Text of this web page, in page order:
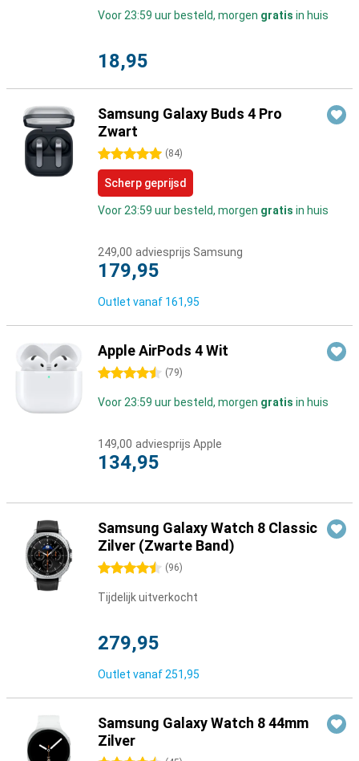
Voor 23:59 uur besteld, morgen gratis in huis
18,95
Samsung Galaxy Buds 4 Pro
Zwart
5 sterren (84)
Scherp geprijsd
Voor 23:59 uur besteld, morgen gratis in huis
249,00 adviesprijs Samsung
179,95
Outlet vanaf 161,95
Apple AirPods 4 Wit
4.5 sterren (79)
Voor 23:59 uur besteld, morgen gratis in huis
149,00 adviesprijs Apple
134,95
Samsung Galaxy Watch 8 Classic
Zilver (Zwarte Band)
4.5 sterren (96)
Tijdelijk uitverkocht
279,95
Outlet vanaf 251,95
Samsung Galaxy Watch 8 44mm
Zilver